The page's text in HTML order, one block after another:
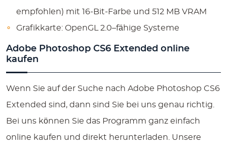
empfohlen) mit 16-Bit-Farbe und 512 MB VRAM
Grafikkarte: OpenGL 2.0–fähige Systeme
Adobe Photoshop CS6 Extended online
kaufen
Wenn Sie auf der Suche nach Adobe Photoshop CS6
Extended sind, dann sind Sie bei uns genau richtig.
Bei uns können Sie das Programm ganz einfach
online kaufen und direkt herunterladen. Unsere